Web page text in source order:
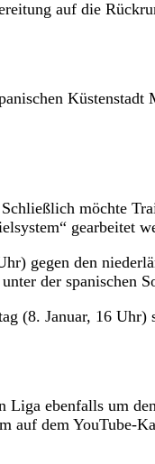
auf die
möchte
gearbeitet
gegen den
der spanischen
(8. Januar, 16
Liga ebenfalls um
auf dem YouTube-